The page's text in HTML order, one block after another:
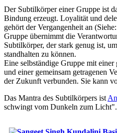
Der Subtilkörper einer Gruppe ist
Bindung erzeugt. Loyalität und
gehört der Vergangenheit an (Siehe:
Gruppe übernimmt die
Subtilkörper, der stark genug ist,
standhalten zu können.
Eine selbständige Gruppe mit
und einer gemeinsam getragenen
der Zukunft verbunden. Sie kann
Das Mantra des Subtilkörpers ist
schwingt vom Dunkeln zum Licht".